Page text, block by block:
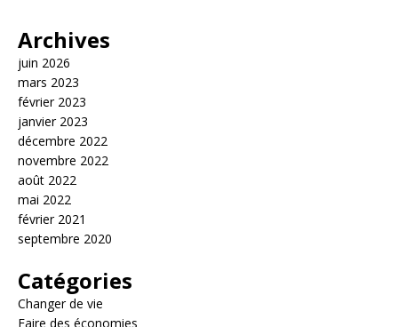
Archives
juin 2026
mars 2023
février 2023
janvier 2023
décembre 2022
novembre 2022
août 2022
mai 2022
février 2021
septembre 2020
Catégories
Changer de vie
Faire des économies